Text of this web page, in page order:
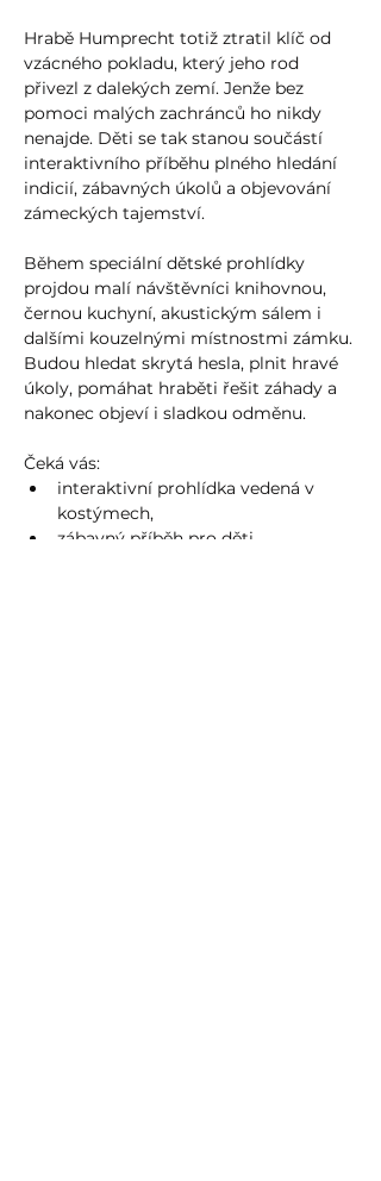
Hrabě Humprecht totiž ztratil klíč od
vzácného pokladu, který jeho rod
přivezl z dalekých zemí. Jenže bez
pomoci malých zachránců ho nikdy
nenajde. Děti se tak stanou součástí
interaktivního příběhu plného hledání
indicií, zábavných úkolů a objevování
zámeckých tajemství.
Během speciální dětské prohlídky
projdou malí návštěvníci knihovnou,
černou kuchyní, akustickým sálem i
dalšími kouzelnými místnostmi zámku.
Budou hledat skrytá hesla, plnit hravé
úkoly, pomáhat hraběti řešit záhady a
nakonec objeví i sladkou odměnu.
Čeká vás:
interaktivní prohlídka vedená v
kostýmech,
zábavný příběh pro děti,